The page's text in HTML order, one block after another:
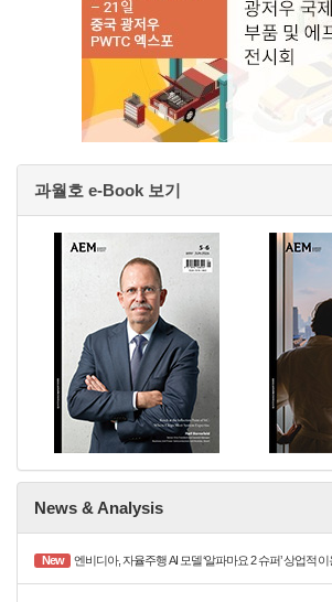
과월호 e-Book 보기
News & Analysis
New 엔비디아, 자율주행 AI 모델 ‘알파마요 2 슈퍼’ 상업적